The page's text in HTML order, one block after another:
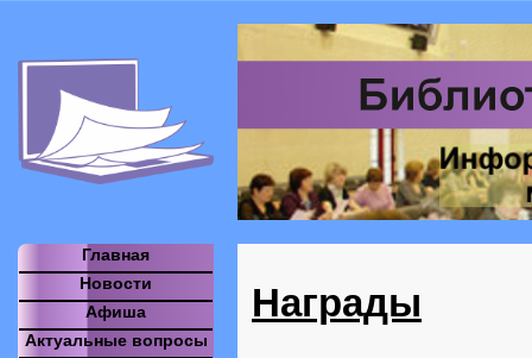
Награды
Главная
Новости
Афиша
Актуальные вопросы